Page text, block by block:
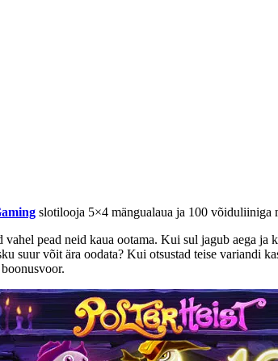
slotilooja 5×4 mängualaua ja 100 võiduliiniga
pead neid kaua ootama. Kui sul jagub aega ja
suur võit ära oodata? Kui otsustad teise variandi